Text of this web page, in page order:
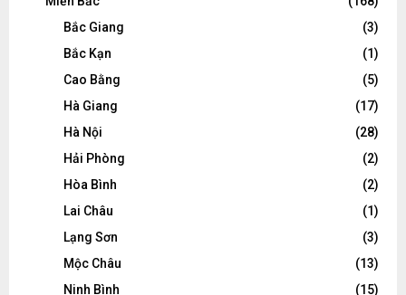
Bắc Giang
(3)
Bắc Kạn
(1)
Cao Bằng
(5)
Hà Giang
(17)
Hà Nội
(28)
Hải Phòng
(2)
Hòa Bình
(2)
Lai Châu
(1)
Lạng Sơn
(3)
Mộc Châu
(13)
Ninh Bình
(15)